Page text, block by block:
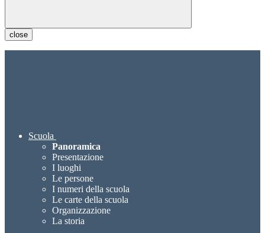
close
Scuola
Panoramica
Presentazione
I luoghi
Le persone
I numeri della scuola
Le carte della scuola
Organizzazione
La storia